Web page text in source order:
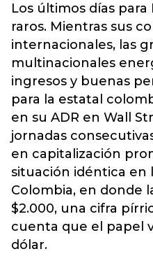
Los últimos días
raros. Mientras sus
internacionales, las
multinacionales
ingresos y buenas
para la estatal
en su ADR en Wall
jornadas
en capitalización
situación idéntica en
Colombia, en donde
$2.000, una cifra
cuenta que el papel
dólar.